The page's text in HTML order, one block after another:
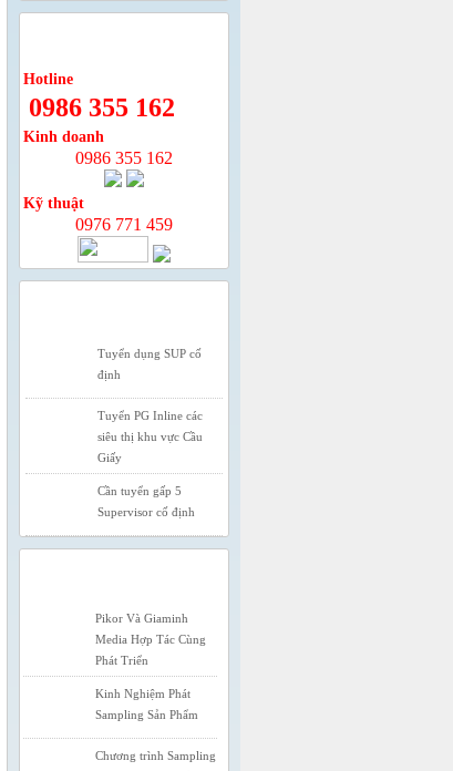
Hotline
0986 355 162
Kinh doanh
0986 355 162
Kỹ thuật
0976 771 459
Tuyển dụng SUP cố
định
Tuyển PG Inline các
siêu thị khu vực Cầu
Giấy
Cần tuyển gấp 5
Supervisor cố định
Tất tần tật về hình thức
phát Sampling mà
doanh nghiệp cần biết
Media Hợp Tác Cùng
Phát Triển
Kinh Nghiệm Phát
Sampling Sản Phẩm
Chương trình Sampling
Pho Mát nhập khẩu